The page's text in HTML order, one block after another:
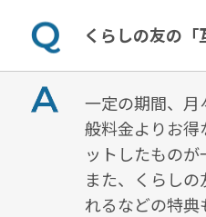
くらしの友の「
一定の期間、
般料金よりお
ットしたもの
また、くらし
れるなどの特典